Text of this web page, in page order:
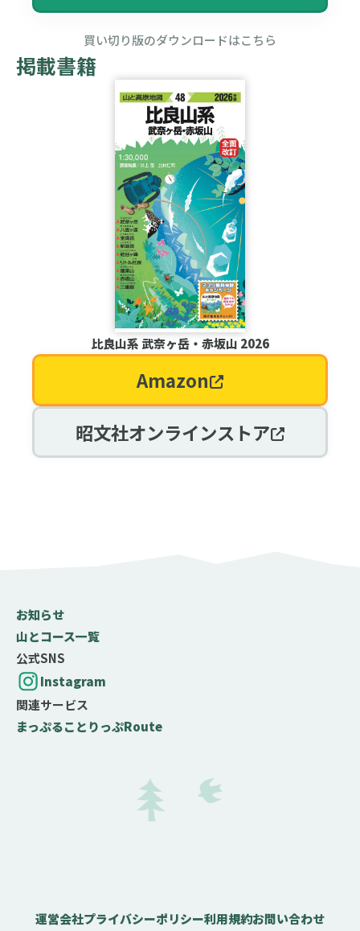
買い切り版のダウンロードはこちら
掲載書籍
比良山系 武奈ヶ岳・赤坂山 2026
Amazon
昭文社オンラインストア
お知らせ
山とコース一覧
公式SNS
Instagram
関連サービス
まっぷることりっぷRoute
運営会社プライバシーポリシー利用規約お問い合わせ